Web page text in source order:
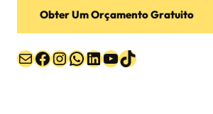
Obter Um Orçamento Gratuito
Correio
Facebook
Instagram
WhatsApp
LinkedIn
YouTube
TikTok